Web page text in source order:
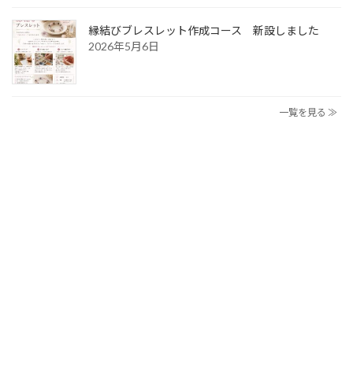
縁結びブレスレット作成コース 新設しました
2026年5月6日
一覧を見る ≫